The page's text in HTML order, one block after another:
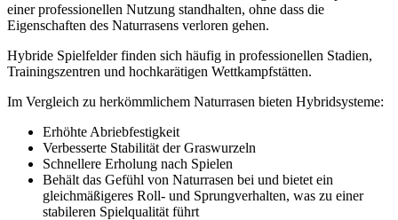
einer professionellen Nutzung standhalten, ohne dass die
Eigenschaften des Naturrasens verloren gehen.
Hybride Spielfelder finden sich häufig in professionellen Stadien,
Trainingszentren und hochkarätigen Wettkampfstätten.
Im Vergleich zu herkömmlichem Naturrasen bieten Hybridsysteme:
Erhöhte Abriebfestigkeit
Verbesserte Stabilität der Graswurzeln
Schnellere Erholung nach Spielen
Behält das Gefühl von Naturrasen bei und bietet ein
gleichmäßigeres Roll- und Sprungverhalten, was zu einer
stabileren Spielqualität führt